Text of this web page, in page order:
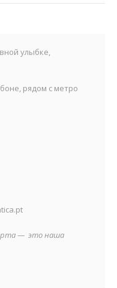
улыбке,
рядом с метро
рта — это наша